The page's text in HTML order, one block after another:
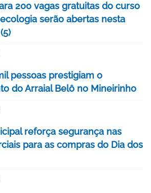
200 vagas gratuitas do curso
serão abertas nesta
pessoas prestigiam o
do Arraial Belô no Mineirinho
reforça segurança nas
para as compras do Dia dos